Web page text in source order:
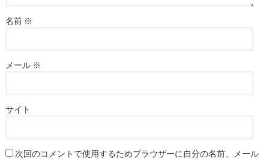
名前 ※
メール ※
サイト
次回のコメントで使用するためブラウザーに自分の名前、メール